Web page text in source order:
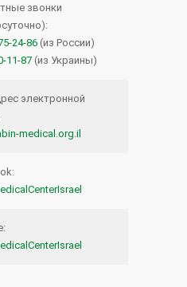
звонки
24-86 (из России)
11-87 (из Украины)
электронной
medical.org.il